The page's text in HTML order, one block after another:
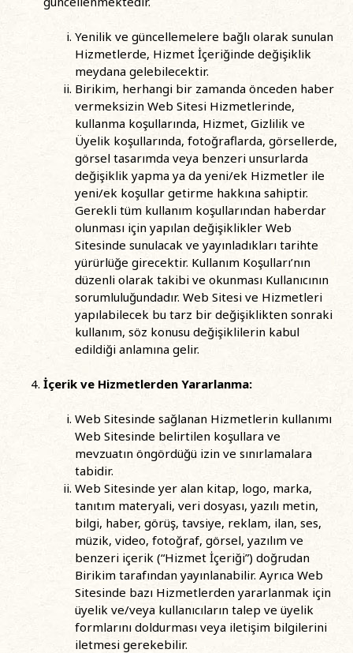
Yenilik ve güncellemelere bağlı olarak sunulan
Hizmetlerde, Hizmet İçeriğinde değişiklik
meydana gelebilecektir.
Birikim, herhangi bir zamanda önceden haber
vermeksizin Web Sitesi Hizmetlerinde,
kullanma koşullarında, Hizmet, Gizlilik ve
Üyelik koşullarında, fotoğraflarda, görsellerde,
görsel tasarımda veya benzeri unsurlarda
değişiklik yapma ya da yeni/ek Hizmetler ile
yeni/ek koşullar getirme hakkına sahiptir.
Gerekli tüm kullanım koşullarından haberdar
olunması için yapılan değişiklikler Web
Sitesinde sunulacak ve yayınladıkları tarihte
yürürlüğe girecektir. Kullanım Koşulları’nın
düzenli olarak takibi ve okunması Kullanıcının
sorumluluğundadır. Web Sitesi ve Hizmetleri
yapılabilecek bu tarz bir değişiklikten sonraki
kullanım, söz konusu değişiklilerin kabul
edildiği anlamına gelir.
İçerik ve Hizmetlerden Yararlanma:
Web Sitesinde sağlanan Hizmetlerin kullanımı
Web Sitesinde belirtilen koşullara ve
mevzuatın öngördüğü izin ve sınırlamalara
tabidir.
Web Sitesinde yer alan kitap, logo, marka,
tanıtım materyali, veri dosyası, yazılı metin,
bilgi, haber, görüş, tavsiye, reklam, ilan, ses,
müzik, video, fotoğraf, görsel, yazılım ve
benzeri içerik (“Hizmet İçeriği”) doğrudan
Birikim tarafından yayınlanabilir. Ayrıca Web
Sitesinde bazı Hizmetlerden yararlanmak için
üyelik ve/veya kullanıcıların talep ve üyelik
formlarını doldurması veya iletişim bilgilerini
iletmesi gerekebilir.